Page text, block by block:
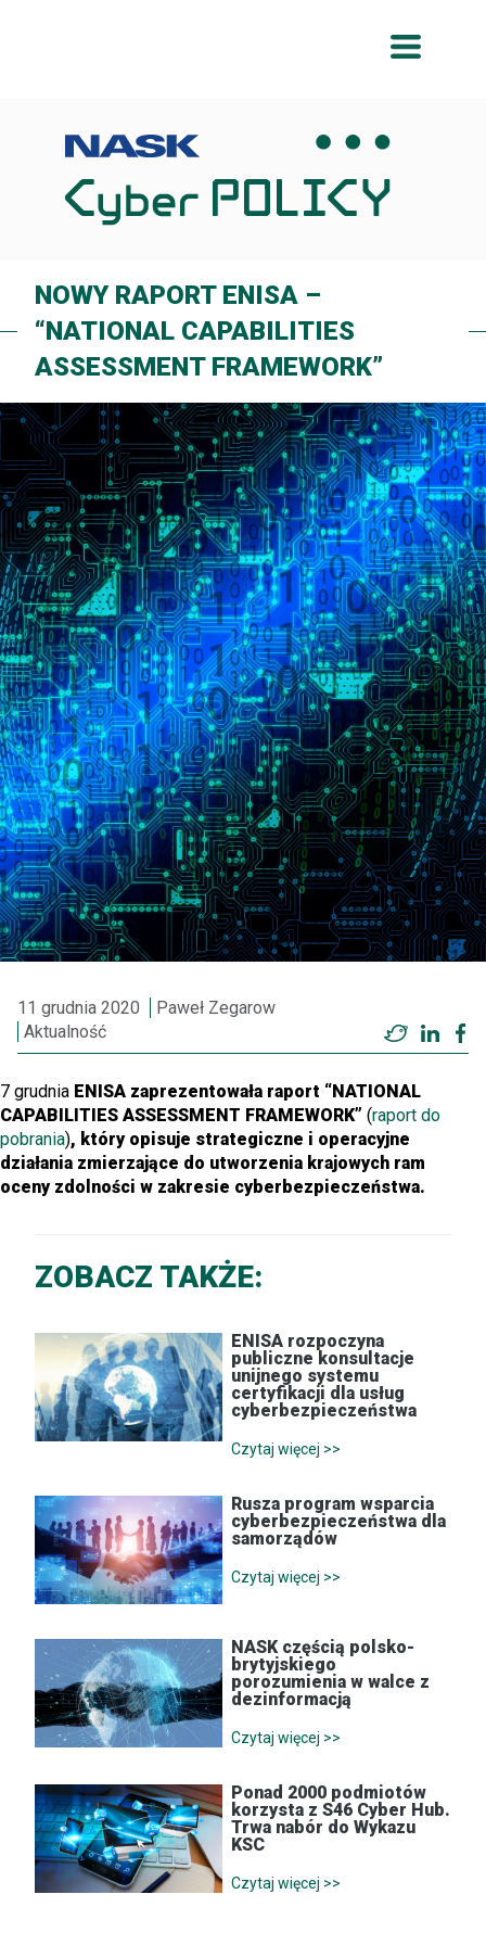
NOWY RAPORT ENISA –
“NATIONAL CAPABILITIES
ASSESSMENT FRAMEWORK”
11 grudnia 2020
Paweł Zegarow
Aktualność
Twitter
7 grudnia ENISA zaprezentowała raport “NATIONAL
CAPABILITIES ASSESSMENT FRAMEWORK” (raport do
pobrania), który opisuje strategiczne i operacyjne
działania zmierzające do utworzenia krajowych ram
oceny zdolności w zakresie cyberbezpieczeństwa.
ZOBACZ TAKŻE:
ENISA rozpoczyna
publiczne konsultacje
unijnego systemu
certyfikacji dla usług
cyberbezpieczeństwa
Czytaj więcej >>
Rusza program wsparcia
cyberbezpieczeństwa dla
samorządów
Czytaj więcej >>
NASK częścią polsko-
brytyjskiego
porozumienia w walce z
dezinformacją
Czytaj więcej >>
Ponad 2000 podmiotów
korzysta z S46 Cyber Hub.
Trwa nabór do Wykazu
KSC
Czytaj więcej >>